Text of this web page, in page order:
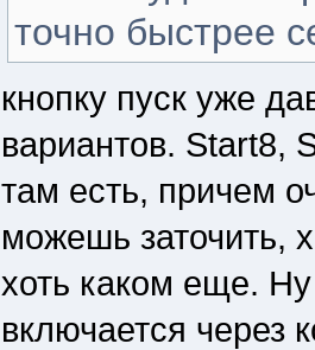
точно быстрее
кнопку пуск уже
вариантов. Start8,
там есть, причем
можешь заточить,
хоть каком еще. Ну
включается через